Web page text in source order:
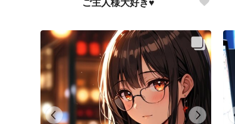
ご主人様大好き♥